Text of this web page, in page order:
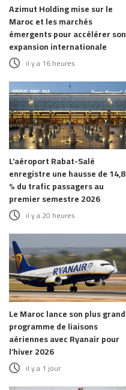
Azimut Holding mise sur le
Maroc et les marchés
émergents pour accélérer son
expansion internationale
il y a 16 heures
L’aéroport Rabat-Salé
enregistre une hausse de 14,8
% du trafic passagers au
premier semestre 2026
il y a 20 heures
Le Maroc lance son plus grand
programme de liaisons
aériennes avec Ryanair pour
l’hiver 2026
il y a 1 jour